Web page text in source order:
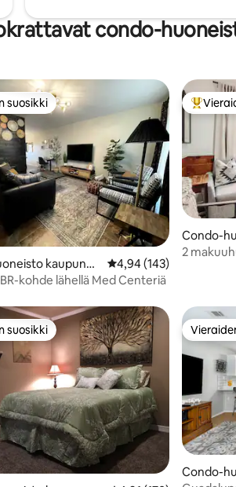
condo-
5, 272 arvostelua
suosikki
suosikki
kaupungis
Keskimääräinen arvio
4,94 (143)
kohde lähellä Med Centeriä
Condo-
sa San
2
5, 253 arvostelua
suosikki
suosikki
Condo-